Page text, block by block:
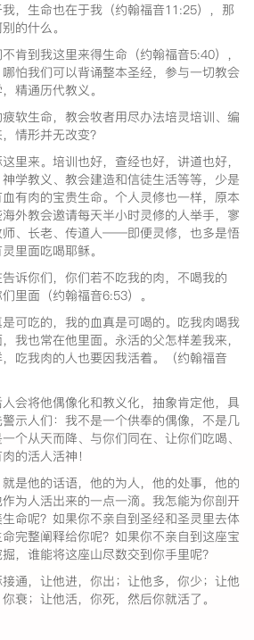
，生命也在于我（约翰福音11:25），那
的什么。
肯到我这里来得生命（约翰福音5:40），
怕我们可以背诵整本圣经，参与一切教会
精通历代教义。
软生命，教会牧者用尽办法培灵培训、编
情形并无改变？
里来。培训也好，查经也好，讲道也好，
学教义、教会建造和信徒生活等等，少是
有肉的宝贵生命。个人灵修也一样，原本
外教会邀请每天半小时灵修的人举手，寥
师、长老、传道人——即便灵修，也多是悟
里面吃喝耶稣。
诉你们，你们若不吃我的肉，不喝我的
里面（约翰福音6:53）。
可吃的，我的血真是可喝的。吃我肉喝我
我也常在他里面。永活的父怎样差我来，
吃我肉的人也要因我活着。（约翰福音
会将他偶像化和教义化，抽象肯定他，具
示人们：我不是一个供奉的偶像，不是几
个从天而降、与你们同在、让你们吃喝、
的活人活神！
是他的话语，他的为人，他的处事，他的
为人活出来的一点一滴。我怎能为你剖开
命呢？如果你不亲自到圣经和圣灵里去体
完整阐释给你呢？如果你不亲自到这座宝
，谁能将这座山尽数交到你手里呢？
通，让他进，你出；让他多，你少；让他
衰；让他活，你死，然后你就活了。